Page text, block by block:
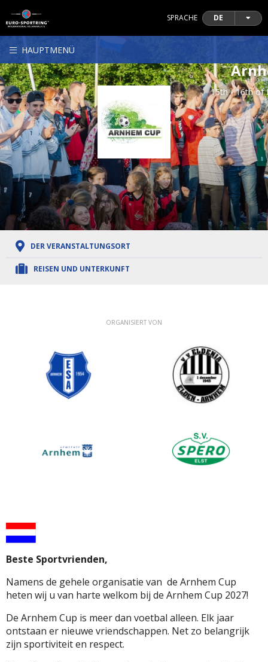
SPRACHE DE
HAUPTMENÜ
15th - 16th of
DER VERANSTALTUNGSORT
REISEN UND UNTERKUNFT
ORGANISIERT VON
Beste Sportvrienden,
Namens de gehele organisatie van de Arnhem Cup
heten wij u van harte welkom bij de Arnhem Cup 2027!
De Arnhem Cup is meer dan voetbal alleen. Elk jaar
ontstaan ​​er nieuwe vriendschappen. Net zo belangrijk
zijn sportiviteit en respect.